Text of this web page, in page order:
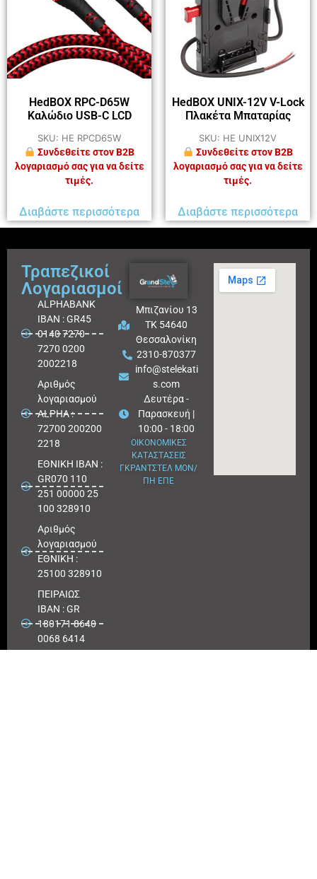
HedBOX RPC-D65W
Καλώδιο USB-C LCD
SKU: HE RPCD65W
Συνδεθείτε στον B2B
λογαριασμό σας για να δείτε
τιμές.
Διαβάστε περισσότερα
HedBOX UNIX-12V V-Lock
Πλακέτα Μπαταρίας
SKU: HE UNIX12V
Συνδεθείτε στον B2B
λογαριασμό σας για να δείτε
τιμές.
Διαβάστε περισσότερα
Τραπεζικοί
Λογαριασμοί
ALPHABANK
IBAN : GR45
0140 7270
7270 0200
2002218
Aριθμός
λογαριασμού
ALPHA :
72700 200200
2218
ΕΘΝΙΚΗ ΙΒΑΝ :
GR070 110
251 00000 25
100 328910
Αριθμός
λογαριασμού
ΕΘΝΙΚΗ :
25100 328910
ΠΕΙΡΑΙΩΣ
IBAN : GR
180171 8640
0068 6414
3041 723
Μπιζανίου 13
ΤΚ 54640
Θεσσαλονίκη
2310-870377
info@stelekati
s.com
Δευτέρα -
Παρασκευή |
10:00 - 18:00
ΟΙΚΟΝΟΜΙΚΕΣ
ΚΑΤΑΣΤΑΣΕΙΣ
ΓΚΡΑΝΤΣΤΕΛ ΜΟΝ/
ΠΗ ΕΠΕ